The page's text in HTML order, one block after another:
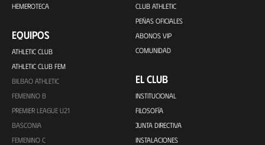
HEMEROTECA
EQUIPOS
ATHLETIC CLUB
ATHLETIC CLUB FEM
BILBAO ATHLETIC
FEMENINO B
PREMIER LEAGUE U21
BASCONIA
FEMENINO C
CLUB ATHLETIC
PEÑAS OFICIALES
ABONOS VIP
COMUNIDAD
EL CLUB
INSTITUCIONAL
FILOSOFÍA
JUNTA DIRECTIVA
INSTALACIONES